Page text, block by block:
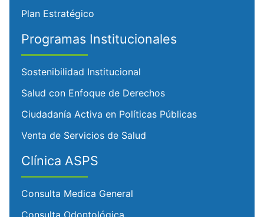
Plan Estratégico
Programas Institucionales
Sostenibilidad Institucional
Salud con Enfoque de Derechos
Ciudadanía Activa en Políticas Públicas
Venta de Servicios de Salud
Clínica ASPS
Consulta Medica General
Consulta Odontológica